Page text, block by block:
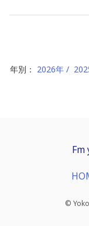
年別： 2026年
Fm
©